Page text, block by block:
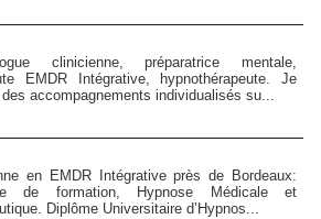
clinicienne, préparatrice mentale,
EMDR Intégrative, hypnothérapeute. Je
accompagnements individualisés su...
en EMDR Intégrative près de Bordeaux:
de formation, Hypnose Médicale et
Diplôme Universitaire d’Hypnos...